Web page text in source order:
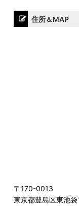
住所＆MAP
〒170-0013
東京都豊島区東池